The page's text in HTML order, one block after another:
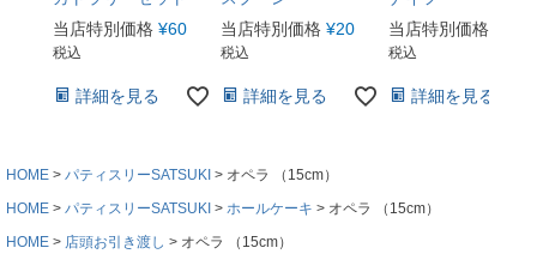
当店特別価格 ¥60
税込
詳細を見る
当店特別価格 ¥20
税込
詳細を見る
当店特別価格
税込
詳細を見る
HOME パティスリーSATSUKI
オペラ （15cm）
HOME
パティスリーSATSUKI ホールケーキ
オペラ （15cm）
HOME
店頭お引き渡し オペラ （15cm）